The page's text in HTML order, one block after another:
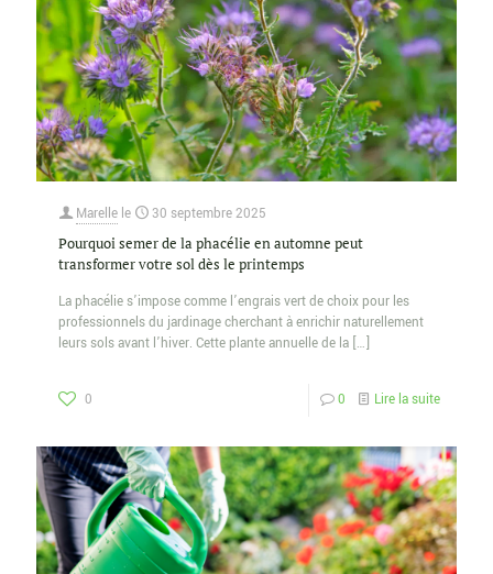
Marelle le 30 septembre 2025
Pourquoi semer de la phacélie en automne peut
transformer votre sol dès le printemps
La phacélie s’impose comme l’engrais vert de choix pour les
professionnels du jardinage cherchant à enrichir naturellement
leurs sols avant l’hiver. Cette plante annuelle de la […]
0 0 Lire la suite